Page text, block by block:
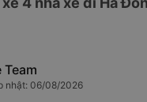
Team
nhật: 06/08/2026